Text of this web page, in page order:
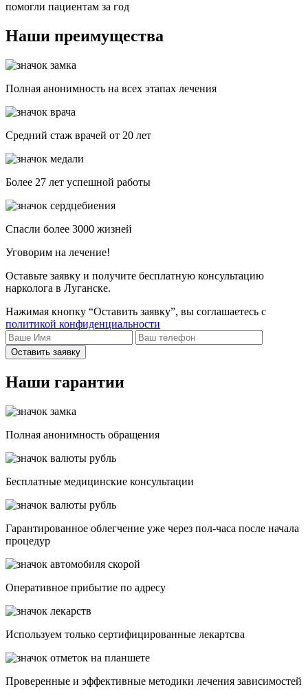
помогли пациентам за год
Наши преимущества
Полная анонимность на всех этапах лечения
Средний стаж врачей от 20 лет
Более 27 лет успешной работы
Спасли более 3000 жизней
Уговорим на лечение!
Оставьте заявку и получите бесплатную консультацию
нарколога в Луганске.
Нажимая кнопку “Оставить заявку”, вы соглашаетесь с
политикой конфиденциальности
Оставить заявку
Наши гарантии
Полная анонимность обращения
Бесплатные медицинские консультации
Гарантированное облегчение уже через пол-часа после начала
процедур
Опеpативное прибытие по адресу
Используем только сертифицированные лекартсва
Проверенные и эффективные методики лечения зависимостей